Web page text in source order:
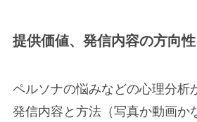
提供価値、発信内容の方向
ペルソナの悩みなどの心理分析
発信内容と方法（写真か動画か